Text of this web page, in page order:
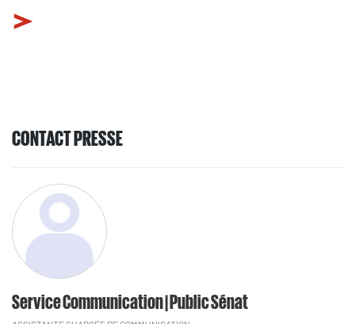
CONTACT PRESSE
Service Communication | Public Sénat